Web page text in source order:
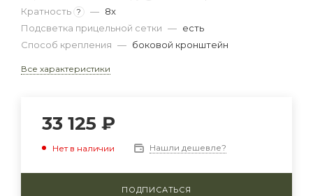
Кратность ? — 8x
Подсветка прицельной сетки — есть
Способ крепления — боковой кронштейн
Все характеристики
33 125 ₽
Нет в наличии Нашли дешевле?
ПОДПИСАТЬСЯ